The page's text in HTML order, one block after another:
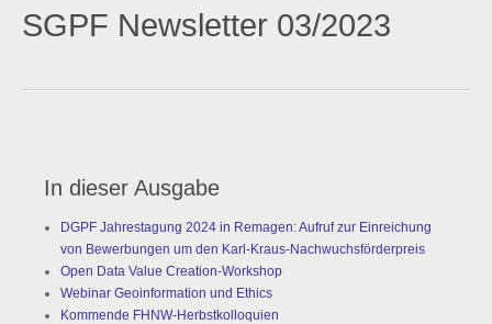
SGPF Newsletter 03/2023
In dieser Ausgabe
DGPF Jahrestagung 2024 in Remagen: Aufruf zur Einreichung
von Bewerbungen um den Karl-Kraus-Nachwuchsförderpreis
Open Data Value Creation-Workshop
Webinar Geoinformation und Ethics
Kommende FHNW-Herbstkolloquien